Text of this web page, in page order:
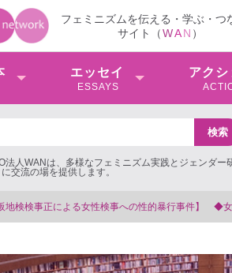
フェミニズムを伝える・学ぶ・つ
サイト（WAN ）
エッセイ
ESSAYS
アクシ
人WANは、多様なフェミニズム実践とジェンダー
交流の場を提供します。
的暴行事件】 ◆女性検事を支援する会事務局